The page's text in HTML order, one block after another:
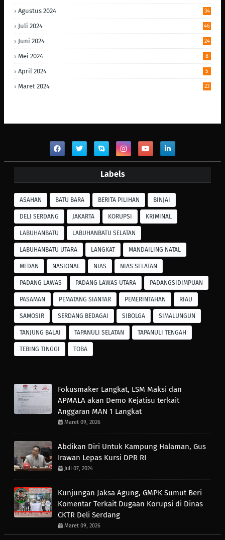
Agustus 2024 34
Juli 2024 46
Juni 2024 24
Mei 2024 8
April 2024 5
Maret 2024 23
Labels
ASAHAN BATU BARA BERITA PILIHAN BINJAI
DELI SERDANG JAKARTA KORUPSI KRIMINAL
LABUHANBATU LABUHANBATU SELATAN
LABUHANBATU UTARA LANGKAT MANDAILING NATAL
MEDAN NASIONAL NIAS NIAS SELATAN
PADANG LAWAS PADANG LAWAS UTARA PADANGSIDIMPUAN
PASAMAN PEMATANG SIANTAR PEMERINTAHAN RIAU
SAMOSIR SERDANG BEDAGAI SIBOLGA SIMALUNGUN
TANJUNG BALAI TAPANULI SELATAN TAPANULI TENGAH
TEBING TINGGI TOBA
Fokusmaker Langkat, LSM Maksi dan
APMALA akan Demo Kejatisu terkait
Anggaran MAN 1 Langkat
Maret 09, 2026
Abdikan Diri Untuk Kampung Halaman, Gus
Irawan Lepas Kursi DPR RI
Juli 07, 2024
Kunjungan Jaksa Agung, GMPK Sumut Beri
Komentar Terkait Dugaan Korupsi di Dinas
CKTR Deli Serdang
Maret 09, 2026